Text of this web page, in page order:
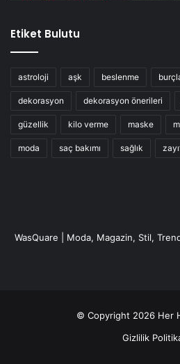
Etiket Bulutu
astroloji aşk beslenme
dekorasyon dekorasyon önerileri
güzellik kilo verme maske
moda saç bakımı sağlık
WasQuare | Moda, Magazin, Stil,
© Copyright 2026 Her
Gizlilik